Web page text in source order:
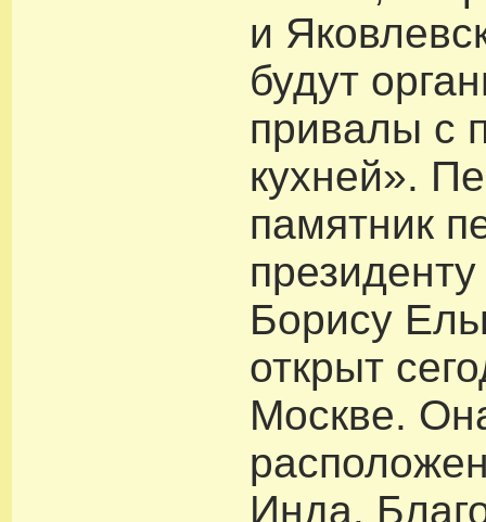
и
будут
привалы с
кухней».
памятник
Борису
открыт
Москве.
Инда.